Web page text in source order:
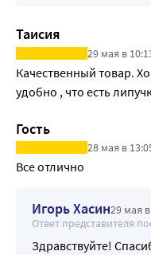
Таисия
29 мая в
Качественный товар.
удобно , что есть
Гость
28 мая в
Все отлично
Игорь Хасин29 мая
Ответ представителя
Здравствуйте!